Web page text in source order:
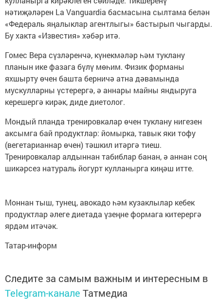
нәтиҗәләрен La Vanguardia басмасына сылтама белән
«Федераль яңалыклар агентлыгы» бастырып чыгарды.
Бу хакта «Известия» хәбәр итә.
Гомес Вера сүзләренчә, күнекмәләр һәм туклану
планын ике фазага бүлү мөһим. Физик форманы
яхшырту өчен башта берничә атна дәвамында
мускулларны үстерергә, ә аннары майны яндыруга
керешергә кирәк, диде диетолог.
Мондый планда тренировкалар өчен туклану нигезен
аксымга бай продуктлар: йомырка, тавык яки тофу
(вегетарианнар өчен) тәшкил итәргә тиеш.
Тренировкалар алдыннан табиблар банан, ә аннан соң
шикәрсез натураль йогурт кулланырга киңәш итте.
Моннан тыш, тунец, авокадо һәм кузаклылар кебек
продуктлар әлеге диетада үзеңне формага китерергә
ярдәм итәчәк.
Татар-информ
Следите за самым важным и интересным в
Telegram-канале Татмедиа